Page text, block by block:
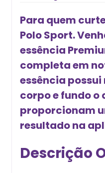
Para quem
Polo Sport.
essência
completa em
essência
corpo e fundo o
proporcionam
resultado na
Descrição